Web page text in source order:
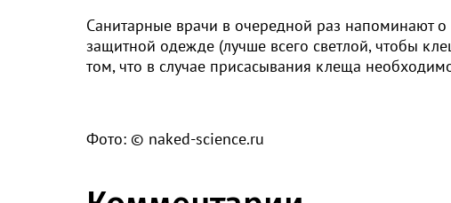
Санитарные врачи в очередной раз напоминают
защитной одежде (лучше всего светлой, чтобы
том, что в случае присасывания клеща
Фото: © naked-science.ru